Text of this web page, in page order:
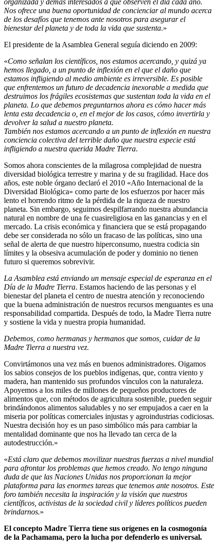
organizada y demás interesados a que observen el día cada año.
Nos ofrece una buena oportunidad de concienciar al mundo acerca
de los desafíos que tenemos ante nosotros para asegurar el
bienestar del planeta y de toda la vida que sustenta.»
El presidente de la Asamblea General seguía diciendo en 2009:
«Como señalan los científicos, nos estamos acercando, y quizá ya
hemos llegado, a un punto de inflexión en el que el daño que
estamos infligiendo al medio ambiente es irreversible. Es posible
que enfrentemos un futuro de decadencia inexorable a medida que
destruimos los frágiles ecosistemas que sustentan toda la vida en el
planeta. Lo que debemos preguntarnos ahora es cómo hacer más
lenta esta decadencia o, en el mejor de los casos, cómo invertirla y
devolver la salud a nuestro planeta.
También nos estamos acercando a un punto de inflexión en nuestra
conciencia colectiva del terrible daño que nuestra especie está
infligiendo a nuestra querida Madre Tierra.
Somos ahora conscientes de la milagrosa complejidad de nuestra
diversidad biológica terrestre y marina y de su fragilidad. Hace dos
años, este noble órgano declaró el 2010 «Año Internacional de la
Diversidad Biológica» como parte de los esfuerzos por hacer más
lento el horrendo ritmo de la pérdida de la riqueza de nuestro
planeta. Sin embargo, seguimos despilfarrando nuestra abundancia
natural en nombre de una fe cuasireligiosa en las ganancias y en el
mercado. La crisis económica y financiera que se está propagando
debe ser considerada no sólo un fracaso de las políticas, sino una
señal de alerta de que nuestro hiperconsumo, nuestra codicia sin
límites y la obsesiva acumulación de poder y dominio no tienen
futuro si queremos sobrevivir.
La Asamblea está enviando un mensaje especial de esperanza en el
Día de la Madre Tierra. Estamos haciendo de las personas y el
bienestar del planeta el centro de nuestra atención y reconociendo
que la buena administración de nuestros recursos menguantes es una
responsabilidad compartida. Después de todo, la Madre Tierra nutre
y sostiene la vida y nuestra propia humanidad.
Debemos, como hermanas y hermanos que somos, cuidar de la
Madre Tierra a nuestra vez.
Convirtámonos una vez más en buenos administradores. Oigamos
los sabios consejos de los pueblos indígenas, que, contra viento y
madera, han mantenido sus profundos vínculos con la naturaleza.
Apoyemos a los miles de millones de pequeños productores de
alimentos que, con métodos de agricultura sostenible, pueden seguir
brindándonos alimentos saludables y no ser empujados a caer en la
miseria por políticas comerciales injustas y agroindustrias codiciosas.
Nuestra decisión hoy es un paso simbólico más para cambiar la
mentalidad dominante que nos ha llevado tan cerca de la
autodestrucción.»
«Está claro que debemos movilizar nuestras fuerzas a nivel mundial
para afrontar los problemas que hemos creado. No tengo ninguna
duda de que las Naciones Unidas nos proporcionan la mejor
plataforma para las enormes tareas que tenemos ante nosotros. Este
foro también necesita la inspiración y la visión que nuestros
científicos, activistas de la sociedad civil y líderes políticos pueden
brindarnos.»
El concepto Madre Tierra tiene sus orígenes en la cosmogonía
de la Pachamama, pero la lucha por defenderlo es universal.